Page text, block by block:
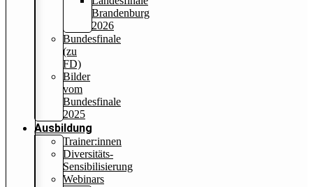
Brandenburg
2026
Bundesfinale
(zu
FD)
Bilder
vom
Bundesfinale
2025
Ausbildung
Trainer:innen
Diversitäts-
Sensibilisierung
Webinars